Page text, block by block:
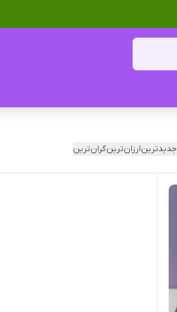
جدیدترینارزان‌ترینگران‌ترین